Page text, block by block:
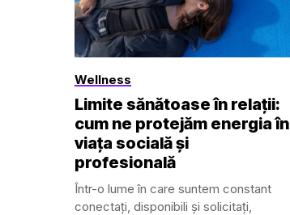
Wellness
Limite sănătoase în relații:
cum ne protejăm energia în
viața socială și
profesională
Într-o lume în care suntem constant
conectați, disponibili și solicitați,